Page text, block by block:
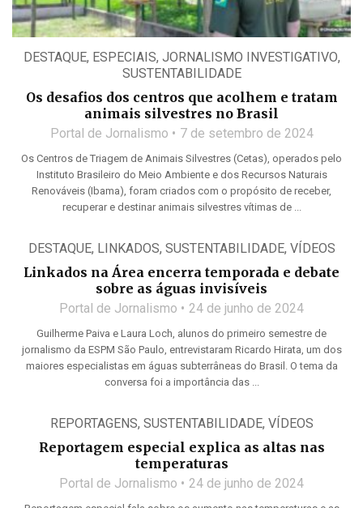
DESTAQUE, ESPECIAIS, JORNALISMO INVESTIGATIVO,
SUSTENTABILIDADE
Os desafios dos centros que acolhem e tratam
animais silvestres no Brasil
Portal de Jornalismo 7 de setembro de 2024
Os Centros de Triagem de Animais Silvestres (Cetas), operados pelo
Instituto Brasileiro do Meio Ambiente e dos Recursos Naturais
Renováveis (Ibama), foram criados com o propósito de receber,
recuperar e destinar animais silvestres vítimas de ...
DESTAQUE, LINKADOS, SUSTENTABILIDADE, VÍDEOS
Linkados na Área encerra temporada e debate
sobre as águas invisíveis
Portal de Jornalismo 24 de junho de 2024
Guilherme Paiva e Laura Loch, alunos do primeiro semestre de
jornalismo da ESPM São Paulo, entrevistaram Ricardo Hirata, um dos
maiores especialistas em águas subterrâneas do Brasil. O tema da
conversa foi a importância das ...
REPORTAGENS, SUSTENTABILIDADE, VÍDEOS
Reportagem especial explica as altas nas
temperaturas
Portal de Jornalismo 24 de junho de 2024